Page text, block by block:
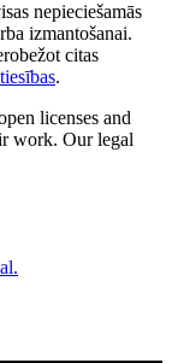
nepieciešamās
izmantošanai.
citas
.
licenses and
work. Our legal